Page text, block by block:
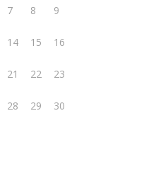
7 8 9
14 15 16
21 22 23
28 29 30